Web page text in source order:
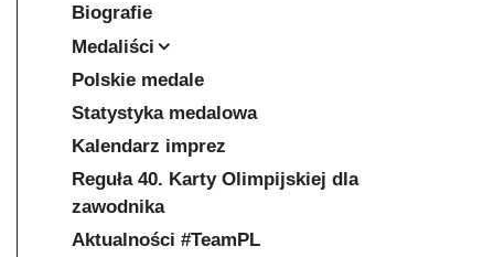
Biografie
Medaliści
Polskie medale
Statystyka medalowa
Kalendarz imprez
Reguła 40. Karty Olimpijskiej dla
zawodnika
Aktualności #TeamPL